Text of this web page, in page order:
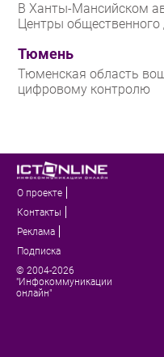
В Ханты-Мансийском
Центры общественного
Тюмень
Тюменская область
цифровому контролю
О проекте
Контакты
Реклама
Подписка
© 2004-2026
"Инфокоммуникации
онлайн"